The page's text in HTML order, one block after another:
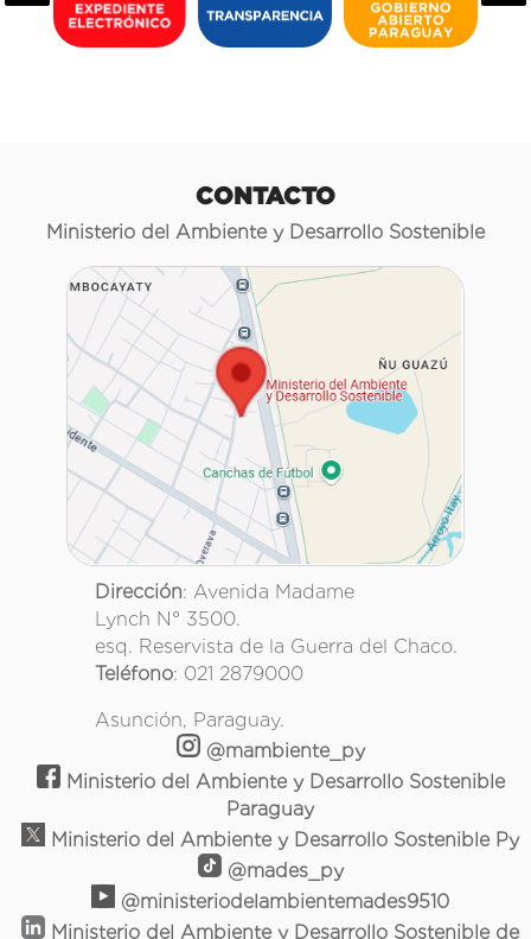
CONTACTO
Ministerio del Ambiente y Desarrollo Sostenible
Dirección: Avenida Madame
Lynch N° 3500.
esq. Reservista de la Guerra del Chaco.
Teléfono: 021 2879000
Asunción, Paraguay.
@mambiente_py
Ministerio del Ambiente y Desarrollo Sostenible
Paraguay
Ministerio del Ambiente y Desarrollo Sostenible Py
@mades_py
@ministeriodelambientemades9510
Ministerio del Ambiente y Desarrollo Sostenible de